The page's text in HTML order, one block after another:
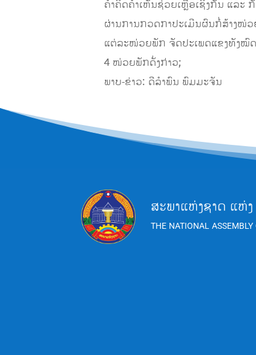
ຄໍາຄິດຄໍາເຫັນຊ່ວຍເຫຼືອເຊິ່ງກັນ ແລະ
ຜ່ານການກວດກາປະເມີນຜົນກໍ່ສ້າງໜ່
ແຕ່ລະໜ່ວຍພັກ ຈັດປະເພດແຂງທັງໝົ
4 ໜ່ວຍພັກດັ່ງກ່າວ;
ພາບ-ຂ່າວ: ດີລໍາພົນ ພົມມະຈັນ
ສະພາແຫ່ງຊາດ ແຫ່
THE NATIONAL